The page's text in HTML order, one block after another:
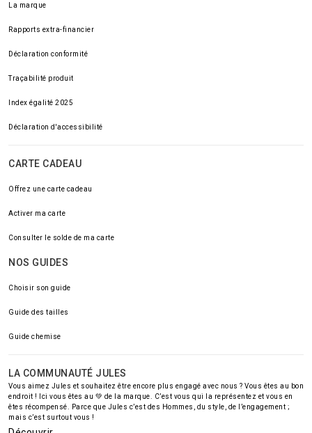
La marque
Rapports extra-financier
Déclaration conformité
Traçabilité produit
Index égalité 2025
Déclaration d'accessibilité
CARTE CADEAU
Offrez une carte cadeau
Activer ma carte
Consulter le solde de ma carte
NOS GUIDES
Choisir son guide
Guide des tailles
Guide chemise
LA COMMUNAUTÉ JULES
Vous aimez Jules et souhaitez être encore plus engagé avec nous ? Vous êtes au bon
endroit ! Ici vous êtes au 💚 de la marque. C’est vous qui la représentez et vous en
êtes récompensé. Parce que Jules c’est des Hommes, du style, de l’engagement ;
mais c’est surtout vous !